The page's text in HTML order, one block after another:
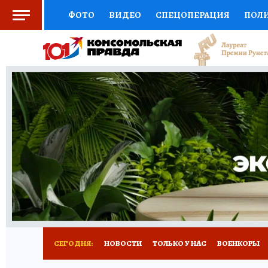
ФОТО ВИДЕО СПЕЦОПЕРАЦИЯ
СОЦПОДДЕРЖКА НАУКА СПЕЦПРОЕКТЫ
НАЦИОНАЛЬНЫЕ ПРОЕКТЫ РОССИИ
ЖЕНСКИЕ СЕКРЕТЫ ПУТЕВОДИТЕЛЬ
ДЕФИЦИТ ЖЕЛЕЗА ПРЕСС-ЦЕНТР
РЕКЛАМА ТЕСТЫ НОВОЕ НА САЙТЕ
СЕГОДНЯ: НОВОСТИ ТОЛЬКО У НАС ВОЕНКОРЫ